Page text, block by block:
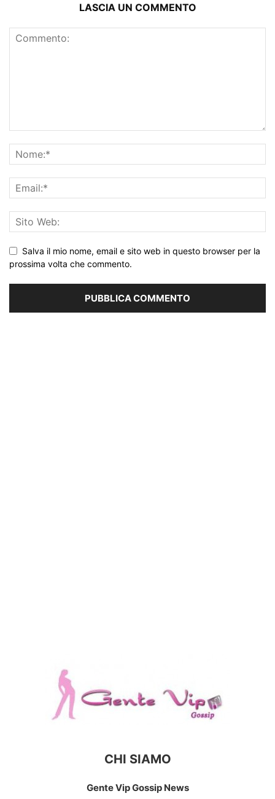
LASCIA UN COMMENTO
Salva il mio nome, email e sito web in questo browser per la
prossima volta che commento.
CHI SIAMO
Gente Vip Gossip News